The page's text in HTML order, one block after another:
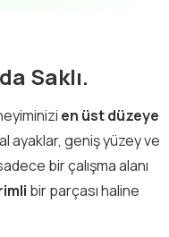
Saklı.
en üst düzeye
ayaklar, geniş yüzey ve
bir çalışma alanı
bir parçası haline